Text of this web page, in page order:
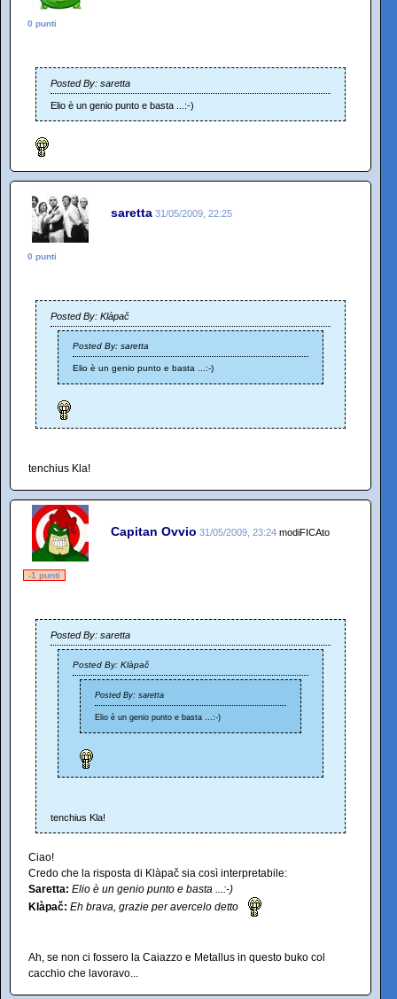
0 punti
Posted By: saretta
Elio è un genio punto e basta ...:-)
saretta 31/05/2009, 22:25
0 punti
Posted By: Klàpač
Posted By: saretta
Elio è un genio punto e basta ...:-)
tenchius Kla!
Capitan Ovvio 31/05/2009, 23:24 modiFICAto
-1 punti
Posted By: saretta
Posted By: Klàpač
Posted By: saretta
Elio è un genio punto e basta ...:-)
tenchius Kla!
Ciao!
Credo che la risposta di Klàpač sia così interpretabile:
Saretta: Elio è un genio punto e basta ...:-)
Klàpač: Eh brava, grazie per avercelo detto
Ah, se non ci fossero la Caiazzo e Metallus in questo buko col
cacchio che lavoravo...